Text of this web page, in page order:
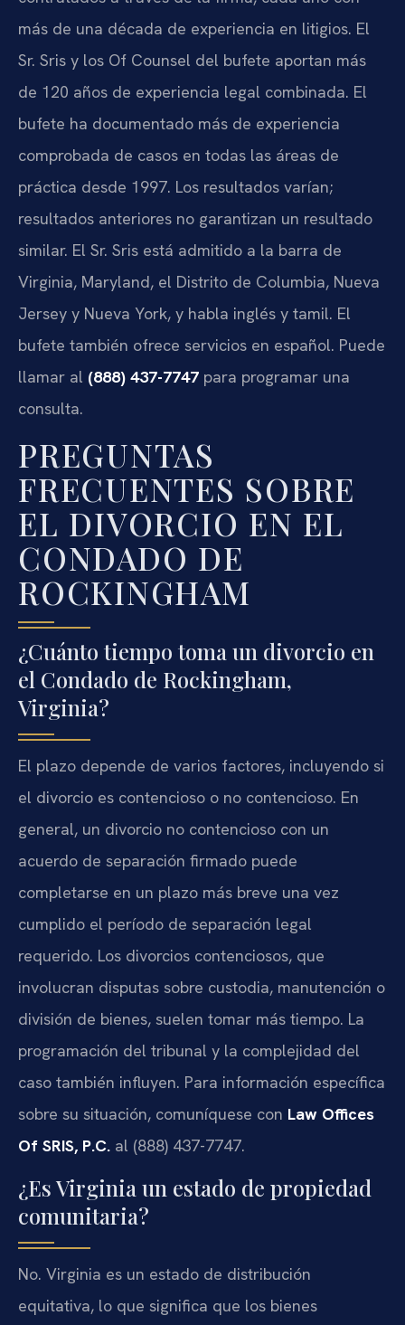
más de una década de experiencia en litigios. El
Sr. Sris y los Of Counsel del bufete aportan más
de 120 años de experiencia legal combinada. El
bufete ha documentado más de experiencia
comprobada de casos en todas las áreas de
práctica desde 1997. Los resultados varían;
resultados anteriores no garantizan un resultado
similar. El Sr. Sris está admitido a la barra de
Virginia, Maryland, el Distrito de Columbia, Nueva
Jersey y Nueva York, y habla inglés y tamil. El
bufete también ofrece servicios en español. Puede
llamar al (888) 437-7747 para programar una
consulta.
PREGUNTAS
FRECUENTES SOBRE
EL DIVORCIO EN EL
CONDADO DE
ROCKINGHAM
¿Cuánto tiempo toma un divorcio en
el Condado de Rockingham,
Virginia?
El plazo depende de varios factores, incluyendo si
el divorcio es contencioso o no contencioso. En
general, un divorcio no contencioso con un
acuerdo de separación firmado puede
completarse en un plazo más breve una vez
cumplido el período de separación legal
requerido. Los divorcios contenciosos, que
involucran disputas sobre custodia, manutención o
división de bienes, suelen tomar más tiempo. La
programación del tribunal y la complejidad del
caso también influyen. Para información específica
sobre su situación, comuníquese con Law Offices
Of SRIS, P.C. al (888) 437-7747.
¿Es Virginia un estado de propiedad
comunitaria?
No. Virginia es un estado de distribución
equitativa, lo que significa que los bienes